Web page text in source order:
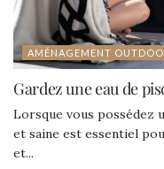
AMÉNAGEMENT
Gardez une eau de
Lorsque vous possédez
et saine est essentiel
et...